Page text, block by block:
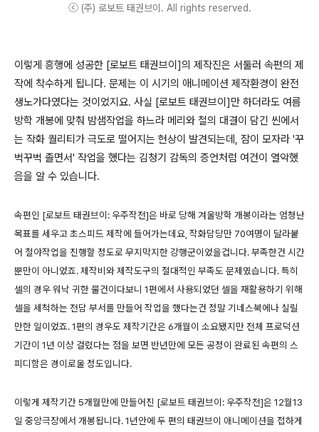
ⓒ (주) 로보트 태권브이. All rights reserved.
이렇게 흥행에 성공한 [로보트 태권브이]의 제작진은 서둘러 속편의 제
작에 착수하게 됩니다. 문제는 이 시기의 애니메이션 제작환경이 완전
생노가다였다는 것이었지요. 사실 [로보트 태권브이]만 하더라도 여름
방학 개봉에 맞춰 밤샘작업을 하느라 메리와 철의 대결이 담긴 씬에서
는 작화 퀄리티가 극도로 떨어지는 현상이 발견되는데, 잠이 모자라 '꾸
벅꾸벅 졸면서' 작업을 했다는 김청기 감독의 증언처럼 여건이 열악했
음을 알 수 있습니다.
속편인 [로보트 태권브이: 우주작전]은 바로 당해 겨울방학 개봉이라는 엄청난
목표를 세우고 초스피드 제작에 들어가는데요, 작화담당만 70여명이 달라붙
어 철야작업을 진행할 정도로 무지막지한 강행군이었을겁니다. 부족한건 시간
뿐만이 아니었죠. 제작비와 제작도구의 절대적인 부족도 문제였습니다. 특히
셀의 경우 워낙 귀한 물건이다보니 1편에서 사용되었던 셀을 재활용하기 위해
셀을 세척하는 전담 부서를 만들어 작업을 했다는건 정말 기네스북에나 실릴
만한 일이었죠. 1편의 경우도 제작기간은 6개월이 소요됐지만 전체 프로덕션
기간이 1년 이상 걸렸다는 점을 보면 반년만에 모든 공정이 완료된 속편의 스
피디함은 경이로울 정도입니다.
이렇게 제작기간 5개월만에 만들어진 [로보트 태권브이: 우주작전]은 12월13
일 중앙극장에서 개봉됩니다. 1년안에 두 편의 태권브이 애니메이션을 접하게